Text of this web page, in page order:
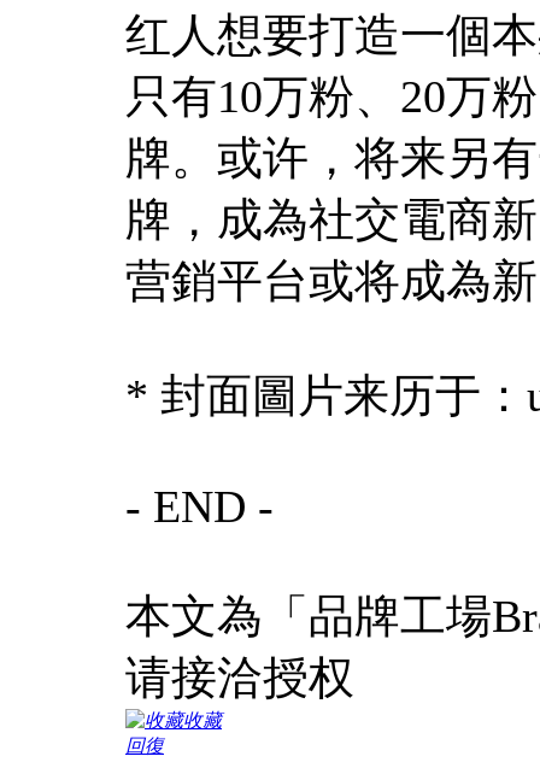
红人想要打造一個
只有10万粉、20万
牌。或许，将来另
牌，成為社交電商
营銷平台或将成為
* 封面圖片来历于：
- END -
本文為「品牌工場
请接洽授权
收藏
回復